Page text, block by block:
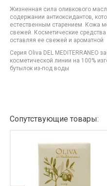
Жизненная сила оливкового
содержании антиоксидантов,
естественным старением. Кожа
свежей. Косметические средства
оставляя ее свежей и ароматной
Серия Oliva DEL MEDITERRANEO
косметической линии на 100%
бутылок из-под воды
Сопутствующие товары: